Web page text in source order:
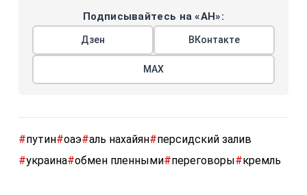
Подписывайтесь на «АН»:
Дзен ВКонтакте
МАХ
#путин#оаэ#аль нахайян#персидский залив
#украина#обмен пленными#переговоры#кремль